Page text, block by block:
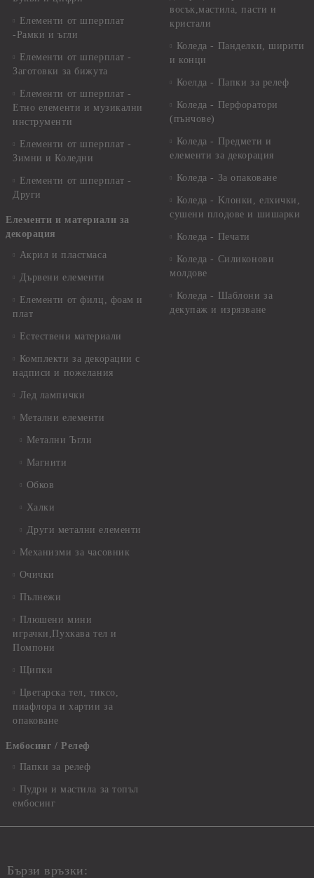
Елементи от шперплат
-Рамки и ъгли
Елементи от шперплат -
Заготовки за бижута
Елементи от шперплат -
Етно елементи и музикални
инструменти
Елементи от шперплат -
Зимни и Коледни
Елементи от шперплат -
Други
Елементи и материали за
декорация
Акрил и пластмаса
Дървени елементи
Елементи от филц, фоам и
плат
Естествени материали
Комплекти за декорации с
надписи и пожелания
Лед лампички
Метални елементи
Метални Ъгли
Магнити
Обков
Халки
Други метални елементи
Механизми за часовник
Очички
Пълнежи
Плюшени мини
играчки,Пухкава тел и
Помпони
Щипки
Цветарска тел, тиксо,
пиафлора и хартии за
опаковане
Ембосинг / Релеф
Папки за релеф
Пудри и мастила за топъл
ембосинг
восък,мастила, пасти и
кристали
Коледа - Панделки, ширити
и конци
Коелда - Папки за релеф
Коледа - Перфоратори
(пънчове)
Коледа - Предмети и
елементи за декорация
Коледа - За опаковане
Коледа - Kлонки, елхички,
сушени плодове и шишарки
Коледа - Печати
Коледа - Силиконови
молдове
Коледа - Шаблони за
декупаж и изрязване
Бързи връзки: